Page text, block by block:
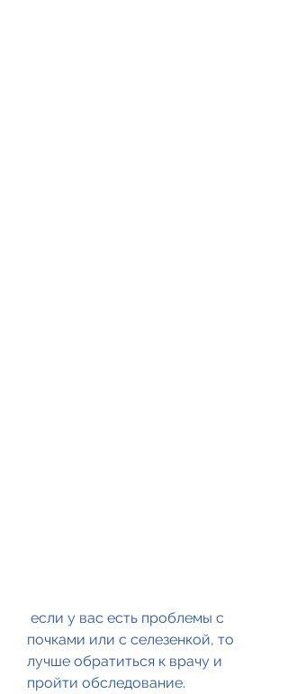
почками или с селезенкой, то
лучше обратиться к врачу и
пройти обследование.